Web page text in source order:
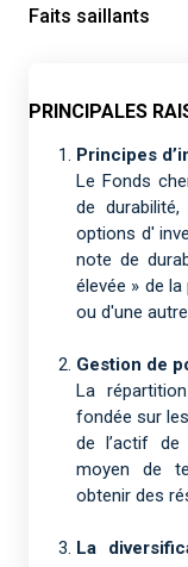
Faits saillants
PRINCIPALES
Principes
Le Fonds
de
options d'
note de
élevée » de
ou d'une
Gestion de
La
fondée sur
de l’actif de
moyen de
obtenir des
La